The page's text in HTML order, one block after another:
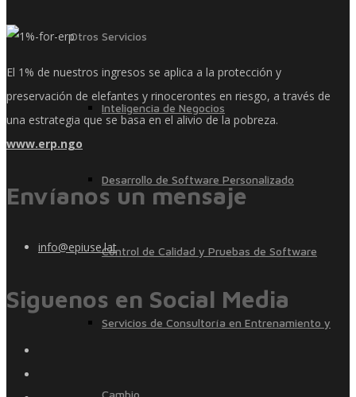
Otros Servicios
Inteligencia de Negocios
Desarrollo de Software Personalizado
Control de Calidad y Pruebas de Software
Servicios de Consultoría en Entrenamiento y
Cambio
El 1% de nuestros ingresos se aplica a la protección y
preservación de elefantes y rinocerontes en riesgo, a través de
una estrategia que se basa en el alivio de la pobreza.
www.erp.ngo
Envíanos un mensaje
info@epiuse.lat
Siguenos en Social Media